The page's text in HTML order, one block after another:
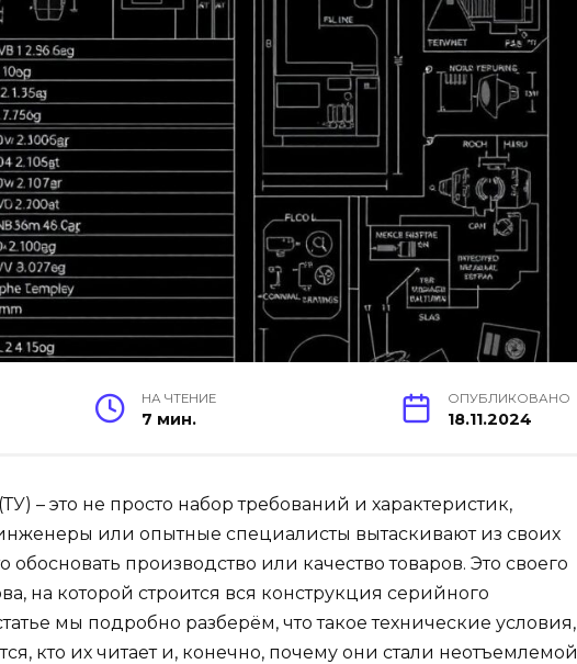
НА ЧТЕНИЕ
7 мин.
ОПУБЛИКОВАНО
18.11.2024
– это не просто набор требований и характеристик,
или опытные специалисты вытаскивают из своих
обосновать производство или качество товаров. Это своего
на которой строится вся конструкция серийного
мы подробно разберём, что такое технические условия,
кто их читает и, конечно, почему они стали неотъемлемой